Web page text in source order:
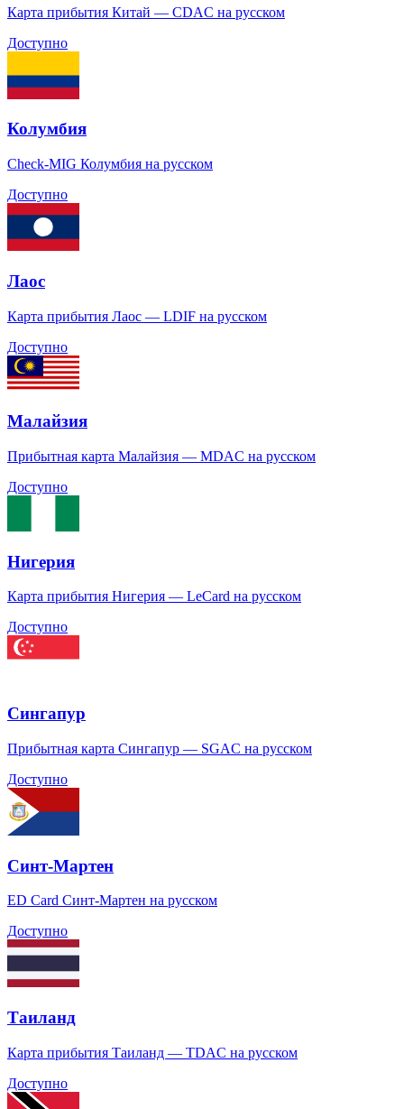
Карта прибытия Китай — CDAC на русском
Доступно
Колумбия
Check-MIG Колумбия на русском
Доступно
Лаос
Карта прибытия Лаос — LDIF на русском
Доступно
Малайзия
Прибытная карта Малайзия — MDAC на русском
Доступно
Нигерия
Карта прибытия Нигерия — LeCard на русском
Доступно
Сингапур
Прибытная карта Сингапур — SGAC на русском
Доступно
Синт-Мартен
ED Card Синт-Мартен на русском
Доступно
Таиланд
Карта прибытия Таиланд — TDAC на русском
Доступно